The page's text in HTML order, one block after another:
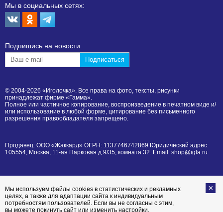
Мы в социальных сетях:
Подпишиcь на новости
© 2004-2026 «Иголочка». Все права на фото, тексты, рисунки
принадлежат фирме «Гамма».
Полное или частичное копирование, воспроизведение в печатном виде и/
или использование в любой форме, цитирование без письменного
разрешения правообладателя запрещено.
Продавец: ООО «Жаккард» ОГРН: 1137746742869 Юридический адрес:
105554, Москва, 11-ая Парковая д.9/35, комната 32. Email: shop@igla.ru
Мы используем файлы cookies в статистических и рекламных
целях, а также для адаптации сайта к индивидуальным
потребностям пользователей. Если вы не согласны с этим,
вы можете покинуть сайт или изменить настройки,